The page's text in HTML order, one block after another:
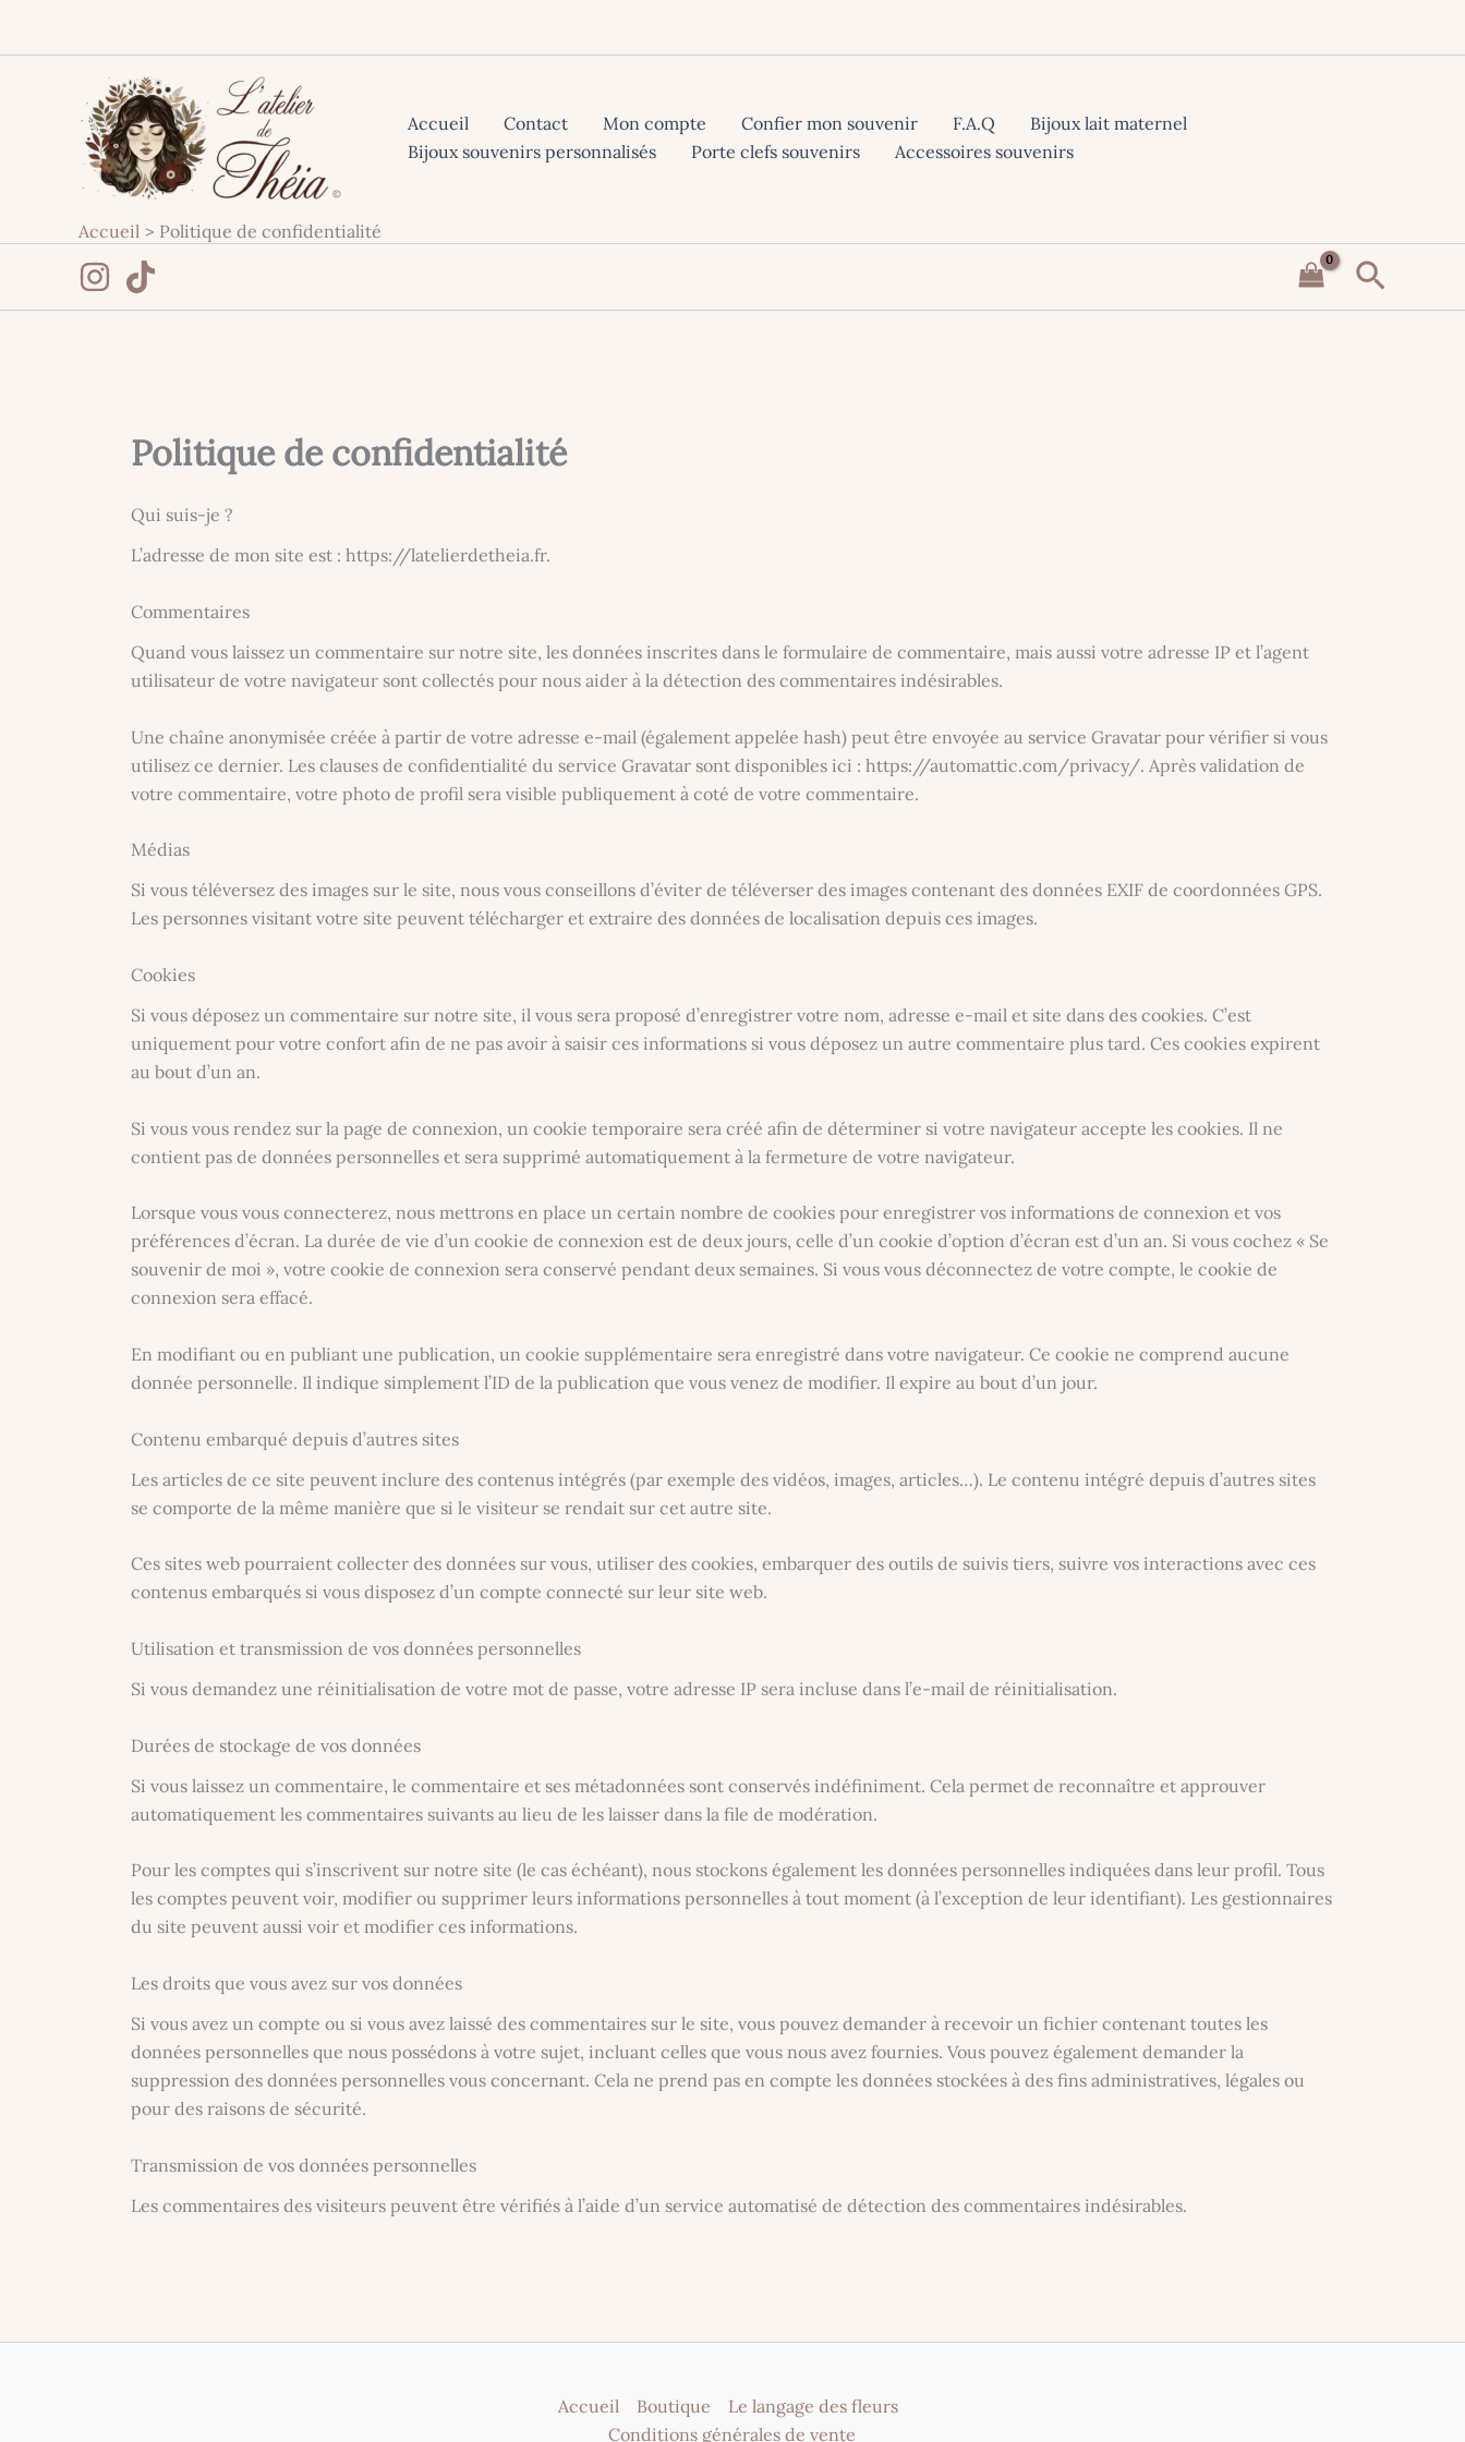
Accueil Contact Mon compte Confier mon souvenir F.A.Q
Bijoux lait maternel
Bijoux souvenirs personnalisés
Porte clefs souvenirs Accessoires souvenirs
Accueil Politique de confidentialité
Politique de confidentialité
Qui suis-je ?
L’adresse de mon site est : https://latelierdetheia.fr.
Commentaires
Quand vous laissez un commentaire sur notre site, les données inscrites dans le formulaire de commentaire, mais aussi votre adresse IP et l’agent
utilisateur de votre navigateur sont collectés pour nous aider à la détection des commentaires indésirables.
Une chaîne anonymisée créée à partir de votre adresse e-mail (également appelée hash) peut être envoyée au service Gravatar pour vérifier si vous
utilisez ce dernier. Les clauses de confidentialité du service Gravatar sont disponibles ici : https://automattic.com/privacy/. Après validation de
votre commentaire, votre photo de profil sera visible publiquement à coté de votre commentaire.
Médias
Si vous téléversez des images sur le site, nous vous conseillons d’éviter de téléverser des images contenant des données EXIF de coordonnées GPS.
Les personnes visitant votre site peuvent télécharger et extraire des données de localisation depuis ces images.
Cookies
Si vous déposez un commentaire sur notre site, il vous sera proposé d’enregistrer votre nom, adresse e-mail et site dans des cookies. C’est
uniquement pour votre confort afin de ne pas avoir à saisir ces informations si vous déposez un autre commentaire plus tard. Ces cookies expirent
au bout d’un an.
Si vous vous rendez sur la page de connexion, un cookie temporaire sera créé afin de déterminer si votre navigateur accepte les cookies. Il ne
contient pas de données personnelles et sera supprimé automatiquement à la fermeture de votre navigateur.
Lorsque vous vous connecterez, nous mettrons en place un certain nombre de cookies pour enregistrer vos informations de connexion et vos
préférences d’écran. La durée de vie d’un cookie de connexion est de deux jours, celle d’un cookie d’option d’écran est d’un an. Si vous cochez « Se
souvenir de moi », votre cookie de connexion sera conservé pendant deux semaines. Si vous vous déconnectez de votre compte, le cookie de
connexion sera effacé.
En modifiant ou en publiant une publication, un cookie supplémentaire sera enregistré dans votre navigateur. Ce cookie ne comprend aucune
donnée personnelle. Il indique simplement l’ID de la publication que vous venez de modifier. Il expire au bout d’un jour.
Contenu embarqué depuis d’autres sites
Les articles de ce site peuvent inclure des contenus intégrés (par exemple des vidéos, images, articles…). Le contenu intégré depuis d’autres sites
se comporte de la même manière que si le visiteur se rendait sur cet autre site.
Ces sites web pourraient collecter des données sur vous, utiliser des cookies, embarquer des outils de suivis tiers, suivre vos interactions avec ces
contenus embarqués si vous disposez d’un compte connecté sur leur site web.
Utilisation et transmission de vos données personnelles
Si vous demandez une réinitialisation de votre mot de passe, votre adresse IP sera incluse dans l’e-mail de réinitialisation.
Durées de stockage de vos données
Si vous laissez un commentaire, le commentaire et ses métadonnées sont conservés indéfiniment. Cela permet de reconnaître et approuver
automatiquement les commentaires suivants au lieu de les laisser dans la file de modération.
Pour les comptes qui s’inscrivent sur notre site (le cas échéant), nous stockons également les données personnelles indiquées dans leur profil. Tous
les comptes peuvent voir, modifier ou supprimer leurs informations personnelles à tout moment (à l’exception de leur identifiant). Les gestionnaires
du site peuvent aussi voir et modifier ces informations.
Les droits que vous avez sur vos données
Si vous avez un compte ou si vous avez laissé des commentaires sur le site, vous pouvez demander à recevoir un fichier contenant toutes les
données personnelles que nous possédons à votre sujet, incluant celles que vous nous avez fournies. Vous pouvez également demander la
suppression des données personnelles vous concernant. Cela ne prend pas en compte les données stockées à des fins administratives, légales ou
pour des raisons de sécurité.
Transmission de vos données personnelles
Les commentaires des visiteurs peuvent être vérifiés à l’aide d’un service automatisé de détection des commentaires indésirables.
Accueil Boutique
Le langage des fleurs
Conditions générales de vente